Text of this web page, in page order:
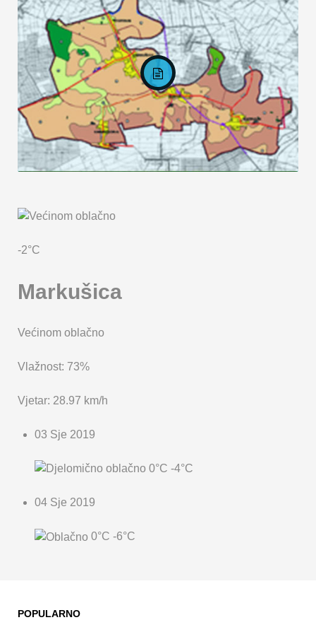
-2°C
Markušica
Većinom oblačno
Vlažnost: 73%
Vjetar: 28.97 km/h
03 Sje 2019
0°C -4°C
04 Sje 2019
0°C -6°C
POPULARNO